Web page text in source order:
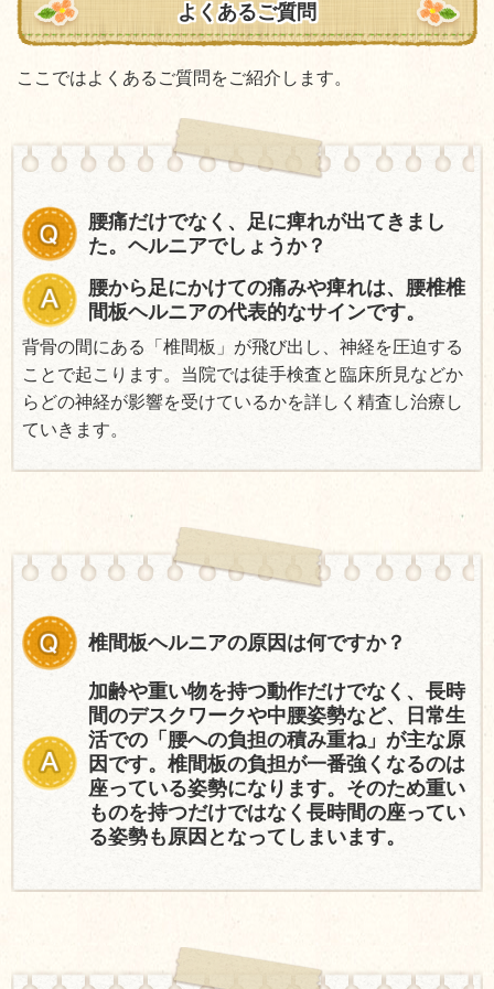
よくあるご質問
ここではよくあるご質問をご紹介します。
腰痛だけでなく、足に痺れが出てきまし
た。ヘルニアでしょうか？
腰から足にかけての痛みや痺れは、腰椎椎
間板ヘルニアの代表的なサインです。
背骨の間にある「椎間板」が飛び出し、神経を圧迫する
ことで起こります。当院では徒手検査と臨床所見などか
らどの神経が影響を受けているかを詳しく精査し治療し
ていきます。
椎間板ヘルニアの原因は何ですか？
加齢や重い物を持つ動作だけでなく、長時
間のデスクワークや中腰姿勢など、日常生
活での「腰への負担の積み重ね」が主な原
因です。椎間板の負担が一番強くなるのは
座っている姿勢になります。そのため重い
ものを持つだけではなく長時間の座ってい
る姿勢も原因となってしまいます。